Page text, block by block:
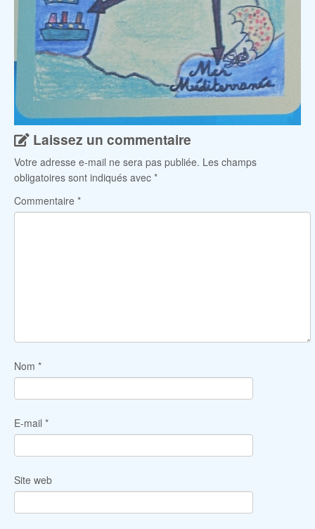
Laissez un commentaire
Votre adresse e-mail ne sera pas publiée. Les champs
obligatoires sont indiqués avec *
Commentaire *
Nom *
E-mail *
Site web